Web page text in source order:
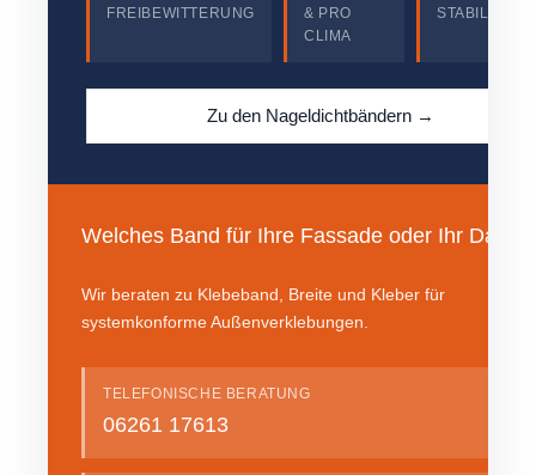
FREIBEWITTERUNG
& PRO
CLIMA
Zu den Nageldichtbändern →
Welches Band für Ihre Fassade oder Ihr Dach?
Wir beraten zu Klebeband, Breite und Kleber für
systemkonforme Außenverklebungen.
TELEFONISCHE BERATUNG
06261 17613